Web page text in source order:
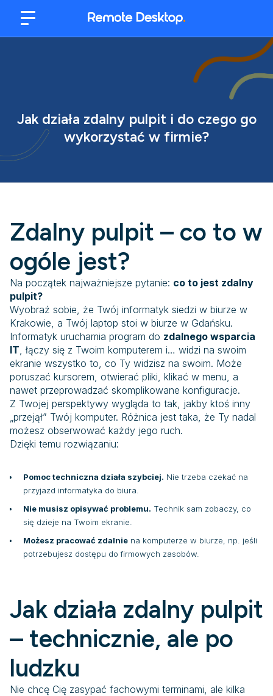
Jak działa zdalny pulpit i do czego go
wykorzystać w firmie?
Zdalny pulpit – co to w
ogóle jest?
Na początek najważniejsze pytanie: co to jest zdalny
pulpit?
Wyobraź sobie, że Twój informatyk siedzi w biurze w
Krakowie, a Twój laptop stoi w biurze w Gdańsku.
Informatyk uruchamia program do zdalnego wsparcia
IT, łączy się z Twoim komputerem i… widzi na swoim
ekranie wszystko to, co Ty widzisz na swoim. Może
poruszać kursorem, otwierać pliki, klikać w menu, a
nawet przeprowadzać skomplikowane konfiguracje.
Z Twojej perspektywy wygląda to tak, jakby ktoś inny
„przejął” Twój komputer. Różnica jest taka, że Ty nadal
możesz obserwować każdy jego ruch.
Dzięki temu rozwiązaniu:
Pomoc techniczna działa szybciej. Nie trzeba czekać na
przyjazd informatyka do biura.
Nie musisz opisywać problemu. Technik sam zobaczy, co
się dzieje na Twoim ekranie.
Możesz pracować zdalnie na komputerze w biurze, np. jeśli
potrzebujesz dostępu do firmowych zasobów.
Jak działa zdalny pulpit
– technicznie, ale po
ludzku
Nie chcę Cię zasypać fachowymi terminami, ale kilka